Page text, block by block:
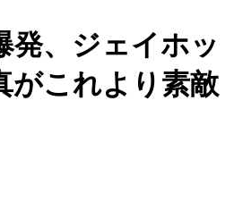
発、ジェイホッ
がこれより素敵